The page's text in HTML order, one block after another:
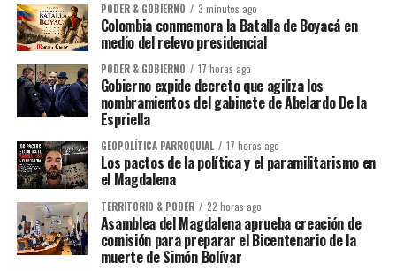
PODER & GOBIERNO 3 minutos ago
Colombia conmemora la Batalla de Boyacá en
medio del relevo presidencial
PODER & GOBIERNO 17 horas ago
Gobierno expide decreto que agiliza los
nombramientos del gabinete de Abelardo De la
Espriella
GEOPOLÍTICA PARROQUIAL 17 horas ago
Los pactos de la política y el paramilitarismo en
el Magdalena
TERRITORIO & PODER 22 horas ago
Asamblea del Magdalena aprueba creación de
comisión para preparar el Bicentenario de la
muerte de Simón Bolívar